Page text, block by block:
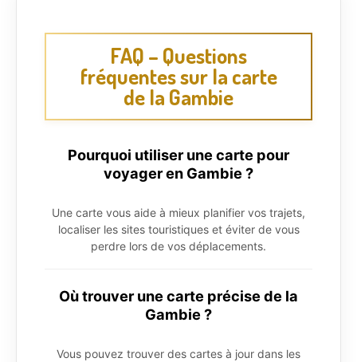
FAQ – Questions
fréquentes sur la carte
de la Gambie
Pourquoi utiliser une carte pour
voyager en Gambie ?
Une carte vous aide à mieux planifier vos trajets,
localiser les sites touristiques et éviter de vous
perdre lors de vos déplacements.
Où trouver une carte précise de la
Gambie ?
Vous pouvez trouver des cartes à jour dans les